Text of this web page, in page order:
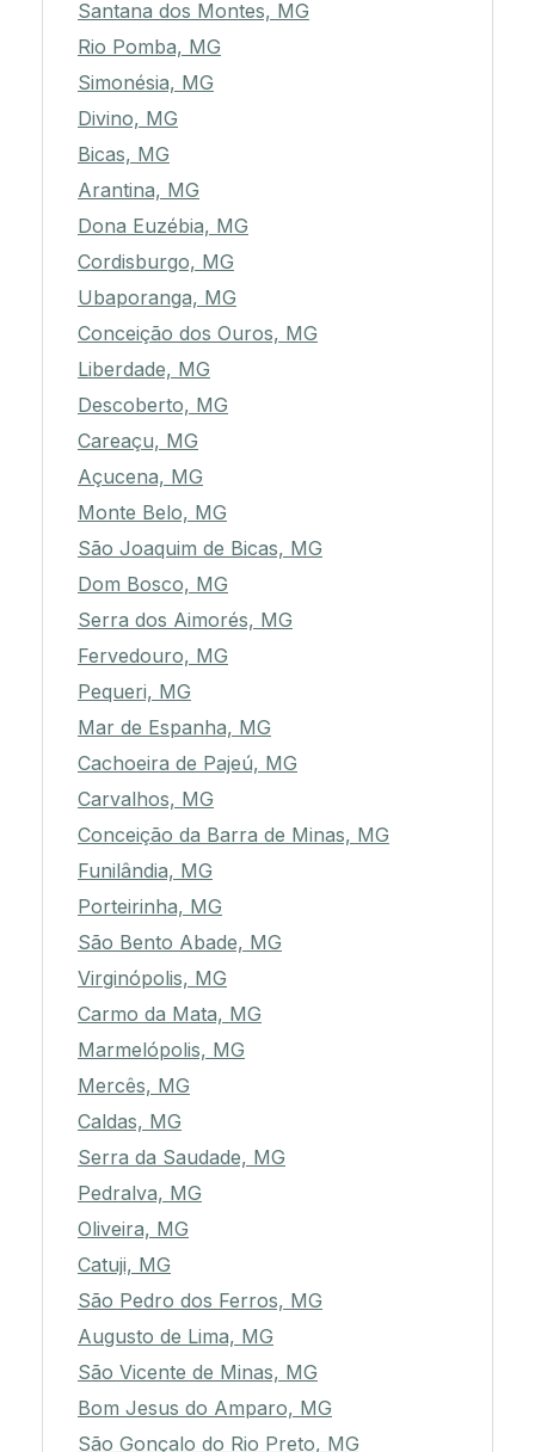
Santana dos Montes, MG
Rio Pomba, MG
Simonésia, MG
Divino, MG
Bicas, MG
Arantina, MG
Dona Euzébia, MG
Cordisburgo, MG
Ubaporanga, MG
Conceição dos Ouros, MG
Liberdade, MG
Descoberto, MG
Careaçu, MG
Açucena, MG
Monte Belo, MG
São Joaquim de Bicas, MG
Dom Bosco, MG
Serra dos Aimorés, MG
Fervedouro, MG
Pequeri, MG
Mar de Espanha, MG
Cachoeira de Pajeú, MG
Carvalhos, MG
Conceição da Barra de Minas, MG
Funilândia, MG
Porteirinha, MG
São Bento Abade, MG
Virginópolis, MG
Carmo da Mata, MG
Marmelópolis, MG
Mercês, MG
Caldas, MG
Serra da Saudade, MG
Pedralva, MG
Oliveira, MG
Catuji, MG
São Pedro dos Ferros, MG
Augusto de Lima, MG
São Vicente de Minas, MG
Bom Jesus do Amparo, MG
São Gonçalo do Rio Preto, MG